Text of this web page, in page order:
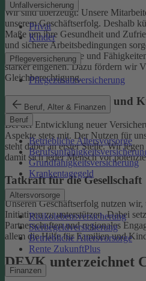
Unfallversicherung
Privat
Kinder
Pflegeversicherung
Pflegezusatzversicherung
Beruf, Alter & Finanzen
Beruf
Betriebliche Altersvorsorge
Grundfähigkeitsversicherung
Krankentagegeld
Altersvorsorge
Risikolebensversicherung
Sterbegeldversicherung
Betriebliche Altersvorsorge
Rente ZukunftPlus
Finanzen
Wir sind überzeugt: Unsere
unserem Geschäftserfolg. Deshalb
Maße um ihre Gesundheit und
und sichere Arbeitsbedingungen
individuellen Talente und
stärker eingehen. Dazu fördern wir
Gleichberechtigung.
Begeisterte Mitglieder und
Bei der Entwicklung neuer
Aspekte stets mit. Der Nutzen für
steht dabei an erster Stelle.Wir legen
damit sich jeder Mensch vor
Tatkraft für die Gesellschaft
Unseren Geschäftserfolg nutzen
Initiativen zu unterstützen. Dabei
Partnerschaften und regionales
allem die Hilfe für Familien und
DEVK unterzeichnet